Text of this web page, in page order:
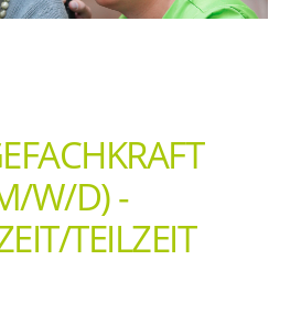
W/D) -
TEILZEIT